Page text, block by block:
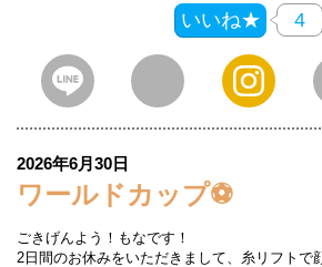
いいね★ 4
2026年6月30日
ワールドカップ⚽
ごきげんよう！もなです！
2日間のお休みをいただきまして、糸リフトで